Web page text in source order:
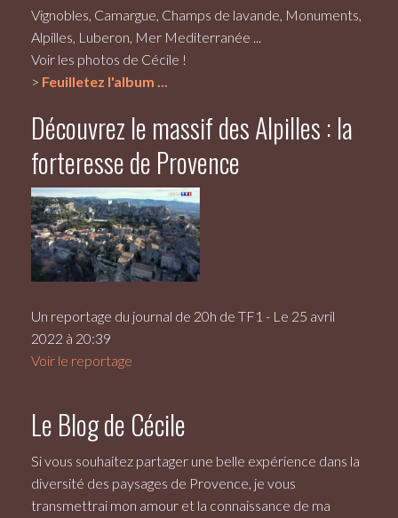
Vignobles, Camargue, Champs de lavande, Monuments,
Alpilles, Luberon, Mer Mediterranée ...
Voir les photos de Cécile !
> Feuilletez l'album ...
Découvrez le massif des Alpilles : la
forteresse de Provence
Un reportage du journal de 20h de TF1 - Le 25 avril
2022 à 20:39
Voir le reportage
Le Blog de Cécile
Si vous souhaitez partager une belle expérience dans la
diversité des paysages de Provence, je vous
transmettrai mon amour et la connaissance de ma